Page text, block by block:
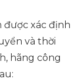
được xác định
và thời
hãng công